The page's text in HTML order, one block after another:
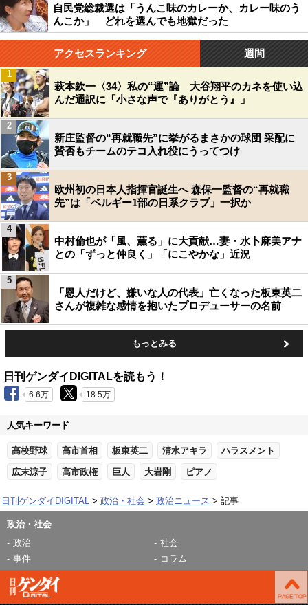
自民党総裁選は「うんこ味のカレーか、カレー味のう
んこか」 どれを選んでも地獄だった
アクセスランキング 週間
萩本欽一〈34〉私の“運”論 大谷翔平のカネを使い込
んだ通訳に「小さな声で『ありがとう』」
1
新庄監督の“再就職先”に挙がるまさかの球団 采配に
賛否もチームのテコ入れ役にうってつけ
2
欧州初の日本人指揮官誕生へ 森保一監督の“再就職
先”は「ベルギー1部の日系クラブ」一択か
3
中村倫也が「風、薫る」に大貢献…妻・水卜麻美アナ
との「ずっと仲良く」「にこやかな」近況
4
「恩人だけど、嫌いな人の代表」亡くなった板東英二
さんが複雑な感情を抱いたプロデューサーの名前
5
もっとみる
日刊ゲンダイDIGITALを読もう！
6.6万 18.5万
人気キーワード
高校野球 高市首相 板東英二 清水アキラ ハラスメント
広末涼子 高市政権 巨人 大岩剛 ピアノ
日刊ゲンダイDIGITAL 政治・社会 政治ニュース 記事
政治・社会
政治
社会
事件
コラム